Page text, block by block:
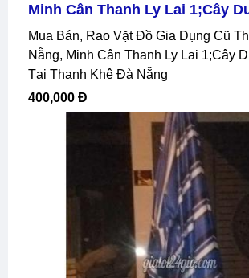
Minh Cân Thanh Ly Lai 1;cây
Mua Bán, Rao Vặt Đồ Gia Dụng Cũ Thanh Khê Đà
Nẵng, Minh Cân Thanh Ly Lai 1;cây
Tại Thanh Khê Đà Nẵng
400,000 Đ